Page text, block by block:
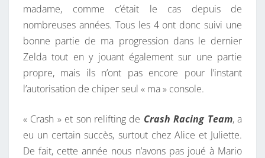
madame, comme c’était le cas depuis de
nombreuses années. Tous les 4 ont donc suivi une
bonne partie de ma progression dans le dernier
Zelda tout en y jouant également sur une partie
propre, mais ils n’ont pas encore pour l’instant
l’autorisation de chiper seul « ma » console.
« Crash » et son relifting de Crash Racing Team, a
eu un certain succès, surtout chez Alice et Juliette.
De fait, cette année nous n’avons pas joué à Mario